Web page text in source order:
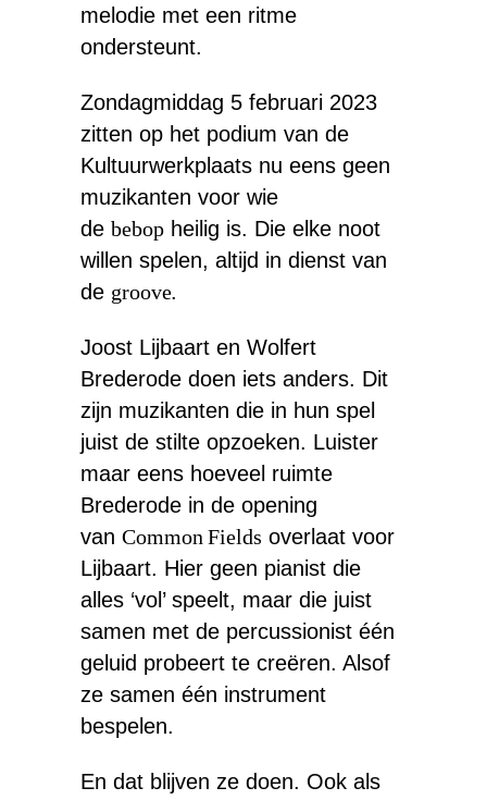
melodie met een ritme
ondersteunt.
Zondagmiddag 5 februari 2023
zitten op het podium van de
Kultuurwerkplaats nu eens geen
muzikanten voor wie
de bebopheilig is. Die elke noot
willen spelen, altijd in dienst van
de groove.
Joost Lijbaart en Wolfert
Brederode doen iets anders. Dit
zijn muzikanten die in hun spel
juist de stilte opzoeken. Luister
maar eens hoeveel ruimte
Brederode in de opening
van Common Fields overlaat voor
Lijbaart. Hier geen pianist die
alles ‘vol’ speelt, maar die juist
samen met de percussionist één
geluid probeert te creëren. Alsof
ze samen één instrument
bespelen.
En dat blijven ze doen. Ook als